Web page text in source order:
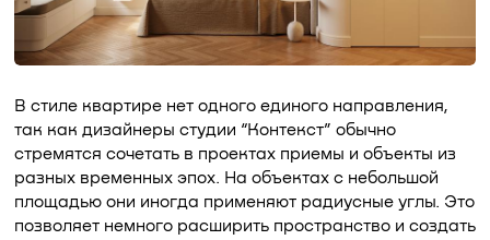
В стиле квартире нет одного единого направления,
так как дизайнеры студии “Контекст” обычно
стремятся сочетать в проектах приемы и объекты из
разных временных эпох. На объектах с небольшой
площадью они иногда применяют радиусные углы. Это
позволяет немного расширить пространство и создать